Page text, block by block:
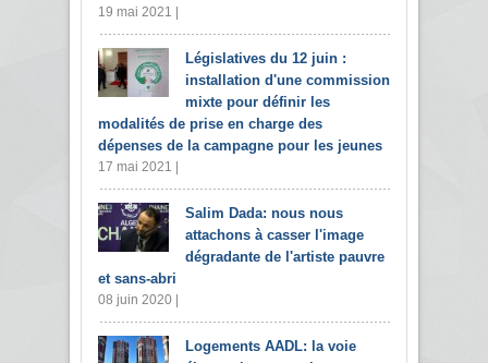
19 mai 2021 |
Législatives du 12 juin :
installation d'une commission
mixte pour définir les
modalités de prise en charge des
dépenses de la campagne pour les jeunes
17 mai 2021 |
Salim Dada: nous nous
attachons à casser l'image
dégradante de l'artiste pauvre
et sans-abri
08 juin 2020 |
Logements AADL: la voie